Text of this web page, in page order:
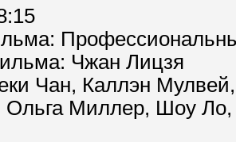
Чжан Лицзя
Чан, Каллэн
Миллер, Шоу Ло,